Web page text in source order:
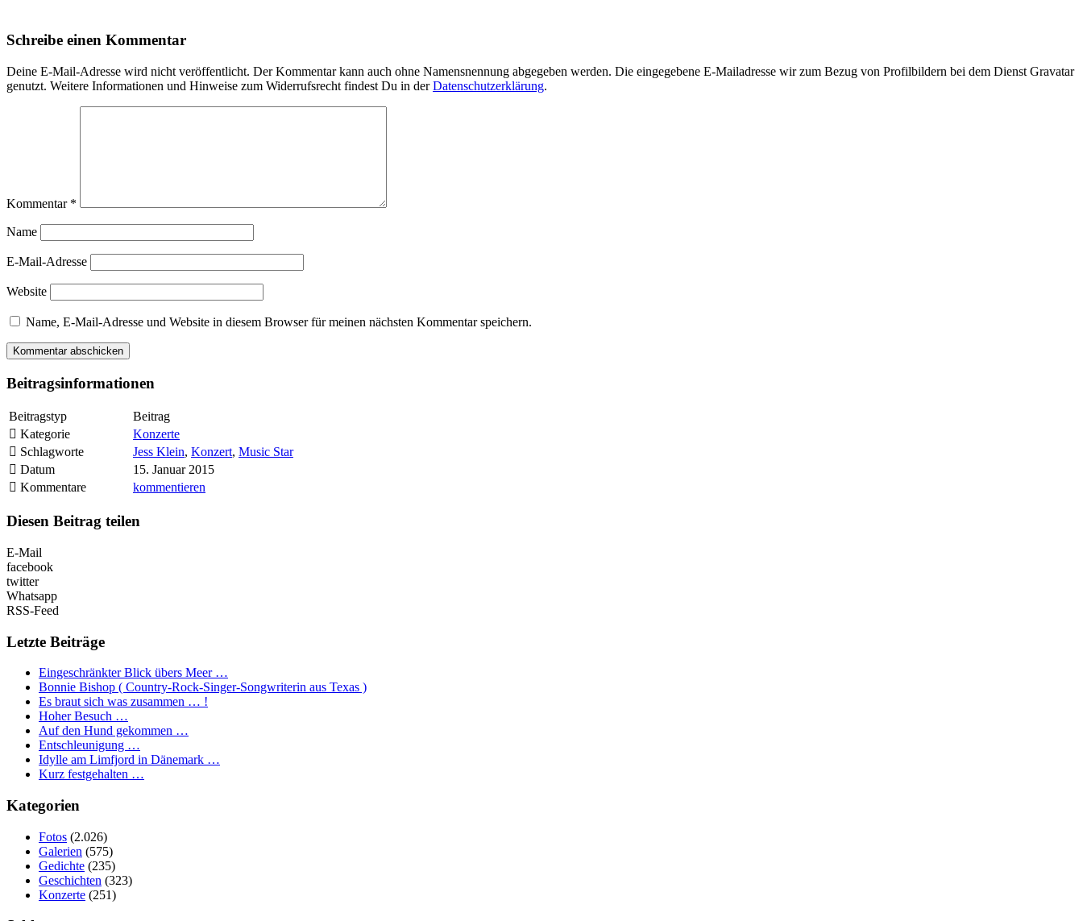
Schreibe einen Kommentar
Deine E-Mail-Adresse wird nicht veröffentlicht. Der Kommentar kann auch ohne Namensnennung abgegeben werden. Die eingegebene E-Mailadresse wir zum Bezug von Profilbildern bei dem Dienst Gravatar
genutzt. Weitere Informationen und Hinweise zum Widerrufsrecht findest Du in derDatenschutzerklärung.
Kommentar *
Name
E-Mail-Adresse
Website
Name, E-Mail-Adresse und Website in diesem Browser für meinen nächsten Kommentar speichern.
Beitragsinformationen
Beitragstyp
Beitrag
Kategorie
Konzerte
Schlagworte
Jess Klein, Konzert, Music Star
Datum
15. Januar 2015
Kommentare
kommentieren
Diesen Beitrag teilen
E-Mail
facebook
twitter
Whatsapp
RSS-Feed
Letzte Beiträge
Eingeschränkter Blick übers Meer …
Bonnie Bishop ( Country-Rock-Singer-Songwriterin aus Texas )
Es braut sich was zusammen … !
Hoher Besuch …
Auf den Hund gekommen …
Entschleunigung …
Idylle am Limfjord in Dänemark …
Kurz festgehalten …
Kategorien
Fotos (2.026)
Galerien (575)
Gedichte (235)
Geschichten (323)
Konzerte (251)